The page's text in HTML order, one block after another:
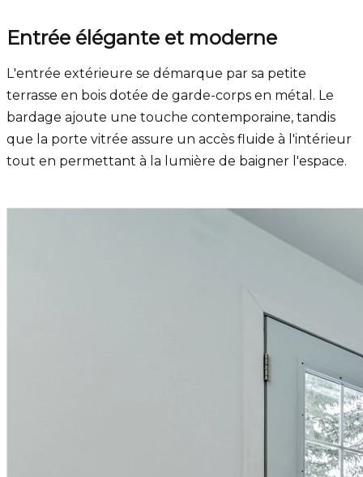
Entrée élégante et moderne
L'entrée extérieure se démarque par sa petite
terrasse en bois dotée de garde-corps en métal. Le
bardage ajoute une touche contemporaine, tandis
que la porte vitrée assure un accès fluide à l'intérieur
tout en permettant à la lumière de baigner l'espace.